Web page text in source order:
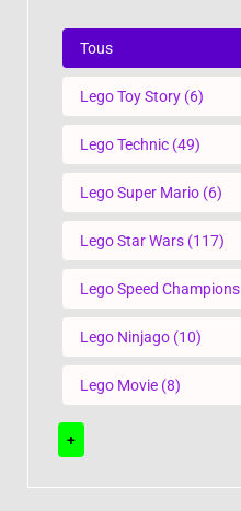
Thèmes
Tous
Lego Toy Story (6)
Lego Technic (49)
Lego Super Mario (6)
Lego Star Wars (117)
Lego Speed Champions
Lego Ninjago (10)
Lego Movie (8)
+